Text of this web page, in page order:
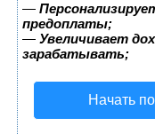
—
предоплаты;
— Увеличивает
зарабатывать;
Начать